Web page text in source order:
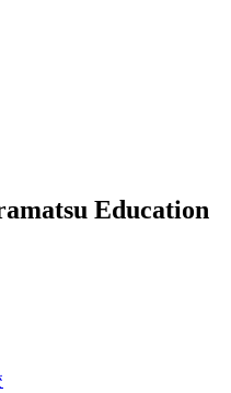
Education